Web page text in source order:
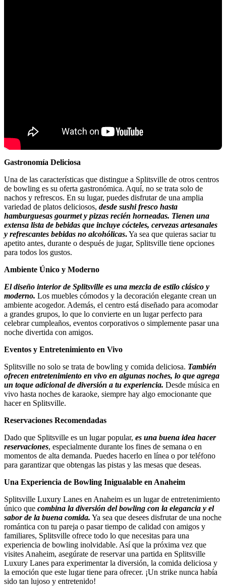
Gastronomía Deliciosa
Una de las características que distingue a Splitsville de otros centros
de bowling es su oferta gastronómica. Aquí, no se trata solo de
nachos y refrescos. En su lugar, puedes disfrutar de una amplia
variedad de platos deliciosos, desde sushi fresco hasta
hamburguesas gourmet y pizzas recién horneadas. Tienen una
extensa lista de bebidas que incluye cócteles, cervezas artesanales
y refrescantes bebidas no alcohólicas.Ya sea que quieras saciar tu
apetito antes, durante o después de jugar, Splitsville tiene opciones
para todos los gustos.
Ambiente Único y Moderno
El diseño interior de Splitsville es una mezcla de estilo clásico y
moderno. Los muebles cómodos y la decoración elegante crean un
ambiente acogedor. Además, el centro está diseñado para acomodar
a grandes grupos, lo que lo convierte en un lugar perfecto para
celebrar cumpleaños, eventos corporativos o simplemente pasar una
noche divertida con amigos.
Eventos y Entretenimiento en Vivo
Splitsville no solo se trata de bowling y comida deliciosa. También
ofrecen entretenimiento en vivo en algunas noches, lo que agrega
un toque adicional de diversión a tu experiencia. Desde música en
vivo hasta noches de karaoke, siempre hay algo emocionante que
hacer en Splitsville.
Reservaciones Recomendadas
Dado que Splitsville es un lugar popular, es una buena idea hacer
reservaciones, especialmente durante los fines de semana o en
momentos de alta demanda. Puedes hacerlo en línea o por teléfono
para garantizar que obtengas las pistas y las mesas que deseas.
Una Experiencia de Bowling Inigualable en Anaheim
Splitsville Luxury Lanes en Anaheim es un lugar de entretenimiento
único que combina la diversión del bowling con la elegancia y el
sabor de la buena comida. Ya sea que desees disfrutar de una noche
romántica con tu pareja o pasar tiempo de calidad con amigos y
familiares, Splitsville ofrece todo lo que necesitas para una
experiencia de bowling inolvidable. Así que la próxima vez que
visites Anaheim, asegúrate de reservar una partida en Splitsville
Luxury Lanes para experimentar la diversión, la comida deliciosa y
la emoción que este lugar tiene para ofrecer. ¡Un strike nunca había
sido tan lujoso y entretenido!